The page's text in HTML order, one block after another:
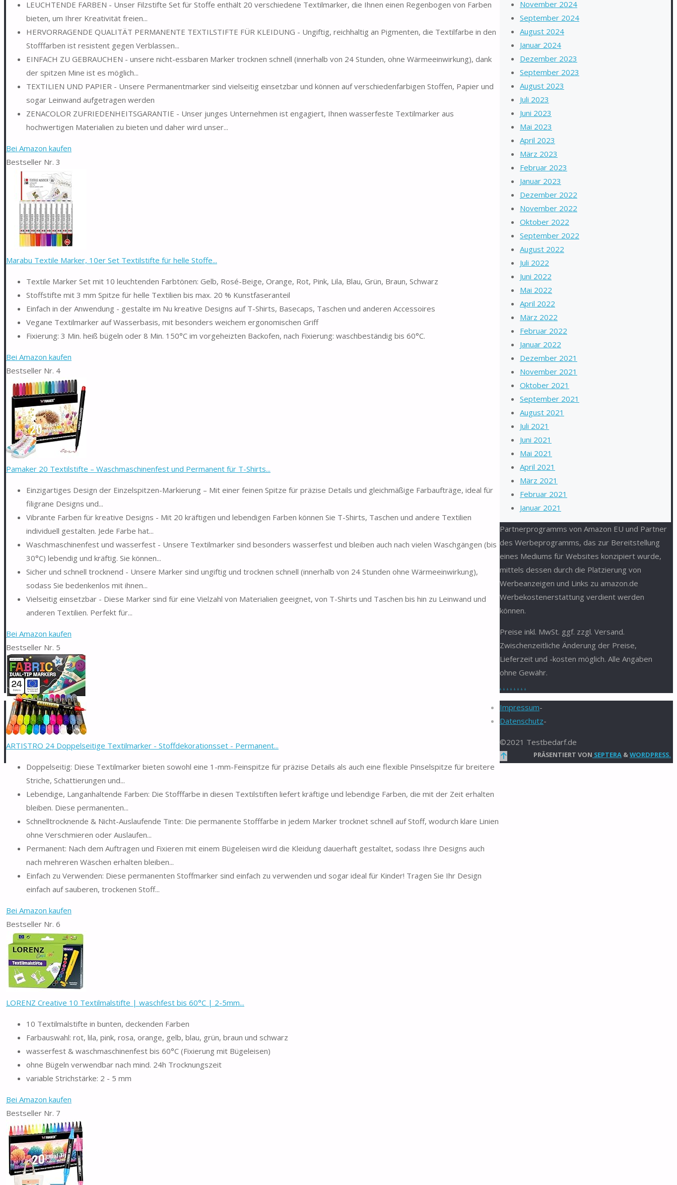
LEUCHTENDE FARBEN - Unser Filzstifte Set für Stoffe enthält 20 verschiedene Textilmarker, die Ihnen einen Regenbogen von Farben
bieten, um Ihrer Kreativität freien...
HERVORRAGENDE QUALITÄT PERMANENTE TEXTILSTIFTE FÜR KLEIDUNG - Ungiftig, reichhaltig an Pigmenten, die Textilfarbe in den
Stofffarben ist resistent gegen Verblassen...
EINFACH ZU GEBRAUCHEN - unsere nicht-essbaren Marker trocknen schnell (innerhalb von 24 Stunden, ohne Wärmeeinwirkung), dank
der spitzen Mine ist es möglich...
TEXTILIEN UND PAPIER - Unsere Permanentmarker sind vielseitig einsetzbar und können auf verschiedenfarbigen Stoffen, Papier und
sogar Leinwand aufgetragen werden
ZENACOLOR ZUFRIEDENHEITSGARANTIE - Unser junges Unternehmen ist engagiert, Ihnen wasserfeste Textilmarker aus
hochwertigen Materialien zu bieten und daher wird unser...
Bei Amazon kaufen
Bestseller Nr. 3
Marabu Textile Marker, 10er Set Textilstifte für helle Stoffe...
Textile Marker Set mit 10 leuchtenden Farbtönen: Gelb, Rosé-Beige, Orange, Rot, Pink, Lila, Blau, Grün, Braun, Schwarz
Stoffstifte mit 3 mm Spitze für helle Textilien bis max. 20 % Kunstfaseranteil
Einfach in der Anwendung - gestalte im Nu kreative Designs auf T-Shirts, Basecaps, Taschen und anderen Accessoires
Vegane Textilmarker auf Wasserbasis, mit besonders weichem ergonomischen Griff
Fixierung: 3 Min. heiß bügeln oder 8 Min. 150°C im vorgeheizten Backofen, nach Fixierung: waschbeständig bis 60°C.
Bei Amazon kaufen
Bestseller Nr. 4
Pamaker 20 Textilstifte – Waschmaschinenfest und Permanent für T-Shirts...
Einzigartiges Design der Einzelspitzen-Markierung – Mit einer feinen Spitze für präzise Details und gleichmäßige Farbaufträge, ideal für
filigrane Designs und...
Vibrante Farben für kreative Designs - Mit 20 kräftigen und lebendigen Farben können Sie T-Shirts, Taschen und andere Textilien
individuell gestalten. Jede Farbe hat...
Waschmaschinenfest und wasserfest - Unsere Textilmarker sind besonders wasserfest und bleiben auch nach vielen Waschgängen (bis
30°C) lebendig und kräftig. Sie können...
Sicher und schnell trocknend - Unsere Marker sind ungiftig und trocknen schnell (innerhalb von 24 Stunden ohne Wärmeeinwirkung),
sodass Sie bedenkenlos mit ihnen...
Vielseitig einsetzbar - Diese Marker sind für eine Vielzahl von Materialien geeignet, von T-Shirts und Taschen bis hin zu Leinwand und
anderen Textilien. Perfekt für...
Bei Amazon kaufen
Bestseller Nr. 5
ARTISTRO 24 Doppelseitige Textilmarker - Stoffdekorationsset - Permanent...
Doppelseitig: Diese Textilmarker bieten sowohl eine 1-mm-Feinspitze für präzise Details als auch eine flexible Pinselspitze für breitere
Striche, Schattierungen und...
Lebendige, Langanhaltende Farben: Die Stofffarbe in diesen Textilstiften liefert kräftige und lebendige Farben, die mit der Zeit erhalten
bleiben. Diese permanenten...
Schnelltrocknende & Nicht-Auslaufende Tinte: Die permanente Stofffarbe in jedem Marker trocknet schnell auf Stoff, wodurch klare Linien
ohne Verschmieren oder Auslaufen...
Permanent: Nach dem Auftragen und Fixieren mit einem Bügeleisen wird die Kleidung dauerhaft gestaltet, sodass Ihre Designs auch
nach mehreren Wäschen erhalten bleiben...
Einfach zu Verwenden: Diese permanenten Stoffmarker sind einfach zu verwenden und sogar ideal für Kinder! Tragen Sie Ihr Design
einfach auf sauberen, trockenen Stoff...
Bei Amazon kaufen
Bestseller Nr. 6
LORENZ Creative 10 Textilmalstifte | waschfest bis 60°C | 2-5mm...
10 Textilmalstifte in bunten, deckenden Farben
Farbauswahl: rot, lila, pink, rosa, orange, gelb, blau, grün, braun und schwarz
wasserfest & waschmaschinenfest bis 60°C (Fixierung mit Bügeleisen)
ohne Bügeln verwendbar nach mind. 24h Trocknungszeit
variable Strichstärke: 2 - 5 mm
Bei Amazon kaufen
Bestseller Nr. 7
November 2024
September 2024
August 2024
Januar 2024
Dezember 2023
September 2023
August 2023
Juli 2023
Juni 2023
Mai 2023
April 2023
März 2023
Februar 2023
Januar 2023
Dezember 2022
November 2022
Oktober 2022
September 2022
August 2022
Juli 2022
Juni 2022
Mai 2022
April 2022
März 2022
Februar 2022
Januar 2022
Dezember 2021
November 2021
Oktober 2021
September 2021
August 2021
Juli 2021
Juni 2021
Mai 2021
April 2021
März 2021
Februar 2021
Januar 2021
Partnerprogramms von Amazon EU und Partner
des Werbeprogramms, das zur Bereitstellung
eines Mediums für Websites konzipiert wurde,
mittels dessen durch die Platzierung von
Werbeanzeigen und Links zu amazon.de
Werbekostenerstattung verdient werden
können.
Preise inkl. MwSt. ggf. zzgl. Versand.
Zwischenzeitliche Änderung der Preise,
Lieferzeit und -kosten möglich. Alle Angaben
ohne Gewähr.
. . . . . . . .
Impressum-
Datenschutz-
©2021 Testbedarf.de
PRÄSENTIERT VON SEPTERA &WORDPRESS.
Zurück